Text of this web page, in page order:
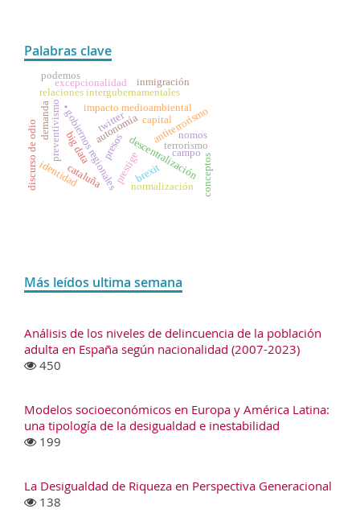
Palabras clave
autonomía
descentralización
• gobiernos regionales
relaciones intergubernamentales
impacto medioambiental
prestige
antiterrorismo
excepcionalidad
normalización
preventivismo terrorismo
brexit
identidad
big data
discurso de odio
inmigración
twitter
demanda
podemos
conceptos
presos
cataluña
campo
capital
nomos
Más leídos ultima semana
Análisis de los niveles de delincuencia de la población
adulta en España según nacionalidad (2007-2023)
450
Modelos socioeconómicos en Europa y América Latina:
una tipología de la desigualdad e inestabilidad
199
La Desigualdad de Riqueza en Perspectiva Generacional
138